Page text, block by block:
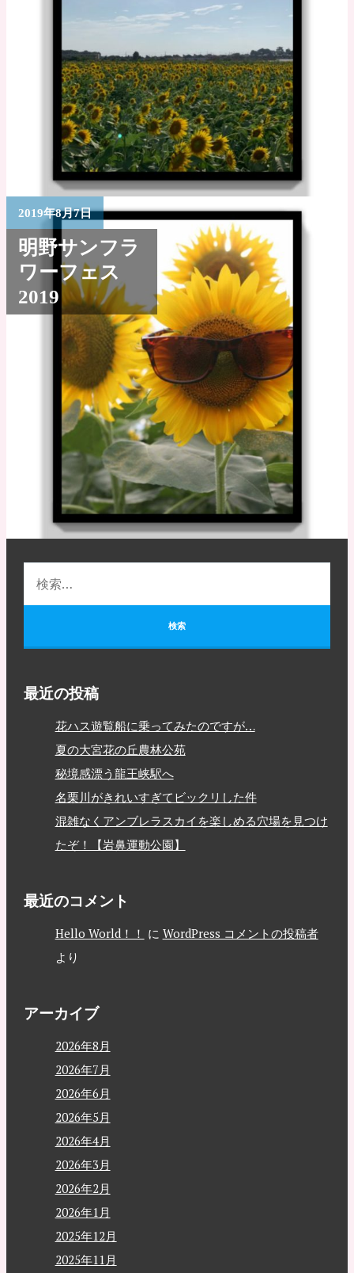
2019年8月7日
明野サンフラ
ワーフェス
2019
最近の投稿
花ハス遊覧船に乗ってみたのですが…
夏の大宮花の丘農林公苑
秘境感漂う龍王峡駅へ
名栗川がきれいすぎてビックリした件
混雑なくアンブレラスカイを楽しめる穴場を見つけ
たぞ！【岩鼻運動公園】
最近のコメント
Hello World！！ に WordPress コメントの投稿者
より
アーカイブ
2026年8月
2026年7月
2026年6月
2026年5月
2026年4月
2026年3月
2026年2月
2026年1月
2025年12月
2025年11月